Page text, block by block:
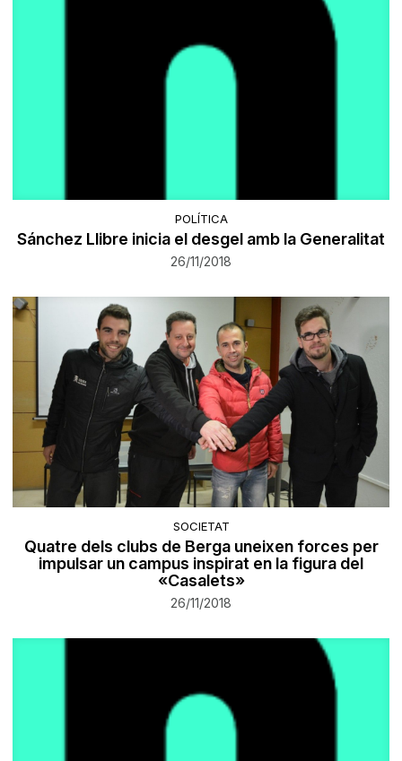
POLÍTICA
Sánchez Llibre inicia el desgel amb la Generalitat
26/11/2018
SOCIETAT
Quatre dels clubs de Berga uneixen forces per
impulsar un campus inspirat en la figura del
«Casalets»
26/11/2018